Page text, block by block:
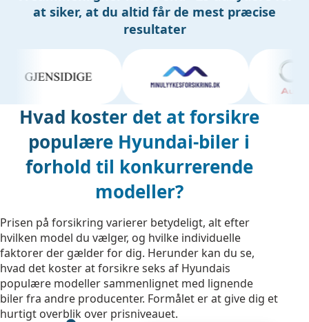
at siker, at du altid får de mest præcise
resultater
Hvad koster det at forsikre
populære Hyundai-biler i
forhold til konkurrerende
modeller?
Prisen på forsikring varierer betydeligt, alt efter
hvilken model du vælger, og hvilke individuelle
faktorer der gælder for dig. Herunder kan du se,
hvad det koster at forsikre seks af Hyundais
populære modeller sammenlignet med lignende
biler fra andre producenter. Formålet er at give dig et
hurtigt overblik over prisniveauet.